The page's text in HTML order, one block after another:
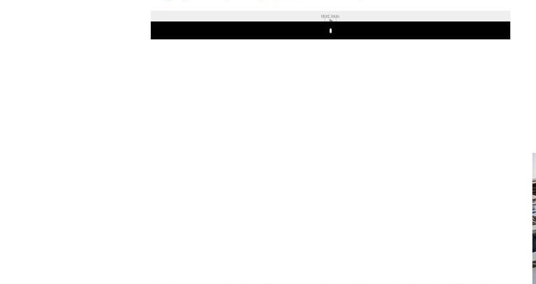
REKLAMA
Play